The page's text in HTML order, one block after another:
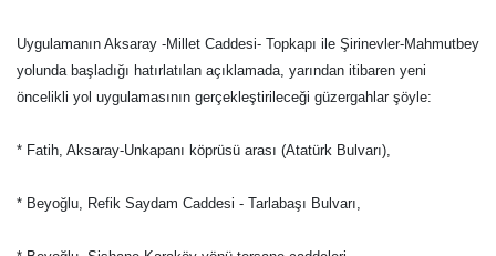
Uygulamanın Aksaray -Millet Caddesi- Topkapı ile Şirinevler-Mahmutbey
yolunda başladığı hatırlatılan açıklamada, yarından itibaren yeni
öncelikli yol uygulamasının gerçekleştirileceği güzergahlar şöyle:
* Fatih, Aksaray-Unkapanı köprüsü arası (Atatürk Bulvarı),
* Beyoğlu, Refik Saydam Caddesi - Tarlabaşı Bulvarı,